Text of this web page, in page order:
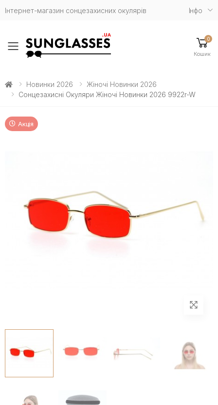
Інтернет-магазин сонцезахисних окулярів Iнфо
Toggle mobile menu
0
Кошик
Новинки 2026
Жіночі Новинки 2026
Сонцезахисні Окуляри Жіночі Новинки 2026 9922r-W
Акція